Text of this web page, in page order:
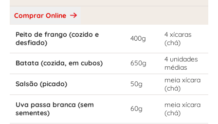
Comprar Online
Peito de frango (cozido e
desfiado)
400g
4 xícaras
(chá)
Batata (cozida, em cubos) 650g
4 unidades
médias
Salsão (picado)
50g
meia xícara
(chá)
Uva passa branca (sem
sementes)
60g
meia xícara
(chá)